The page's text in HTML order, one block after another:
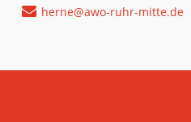
herne@awo-ruhr-mitte.de